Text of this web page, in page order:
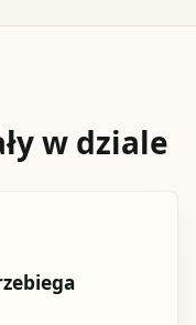
w dziale